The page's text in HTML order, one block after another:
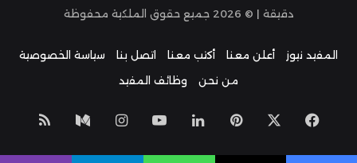
دقيقة | © 2026 جميع حقوق الملكية محفوظة
المفيد نيوز أعلن معنا أكتب معنا اتصل بنا
سياسة الخصوصية
من نحن
وظائف المفيد
فيسبوك بينتيريست
لينكدإن‫YouTube
انستقراموسط